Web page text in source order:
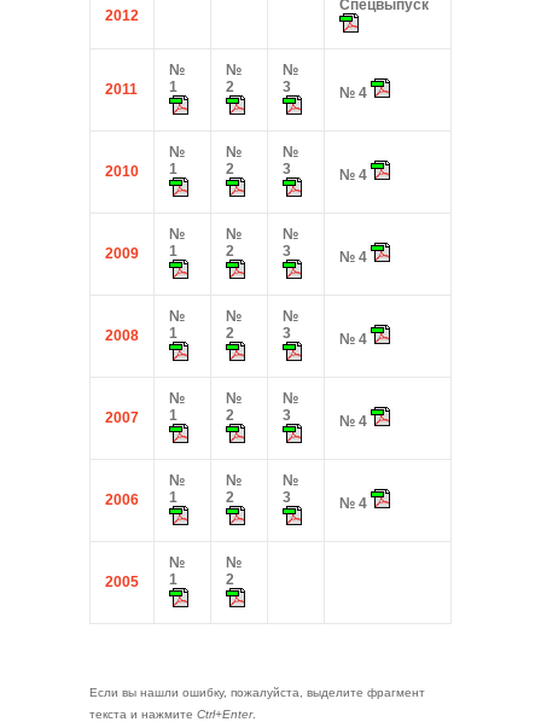
2012
Спецвыпуск
2011
№
1
№
2
№
3
№ 4
2010
№
1
№
2
№
3
№ 4
2009
№
1
№
2
№
3
№ 4
2008
№
1
№
2
№
3
№ 4
2007
№
1
№
2
№
3
№ 4
2006
№
1
№
2
№
3
№ 4
2005
№
1
№
2
Если вы нашли ошибку, пожалуйста, выделите фрагмент
текста и нажмите Ctrl+Enter.